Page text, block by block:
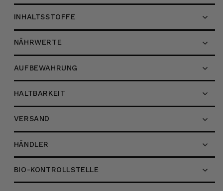
INHALTSSTOFFE
NÄHRWERTE
AUFBEWAHRUNG
HALTBARKEIT
VERSAND
HÄNDLER
BIO-KONTROLLSTELLE